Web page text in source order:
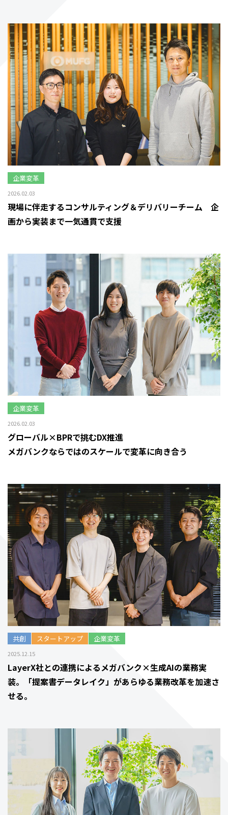
企業変革
2026.02.03
現場に伴走するコンサルティング＆デリバリーチーム 企
画から実装まで一気通貫で支援
企業変革
2026.02.03
グローバル×BPRで挑むDX推進
メガバンクならではのスケールで変革に向き合う
共創 スタートアップ 企業変革
2025.12.15
LayerX社との連携によるメガバンク×生成AIの業務実
装。「提案書データレイク」があらゆる業務改革を加速さ
せる。